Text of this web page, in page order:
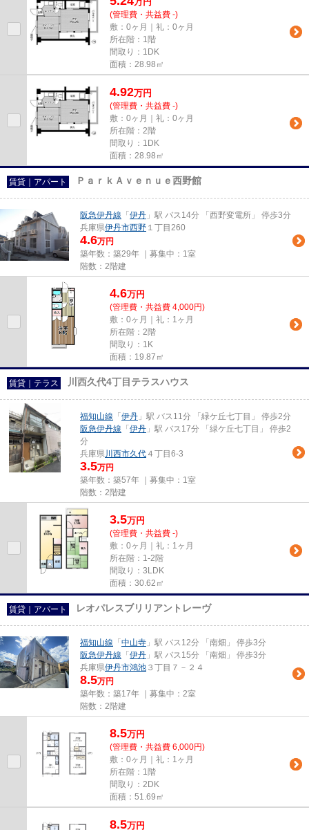
(管理費・共益費 -)
敷：0ヶ月｜礼：0ヶ月
所在階：1階
間取り：1DK
面積：28.98㎡
4.92万円
(管理費・共益費 -)
敷：0ヶ月｜礼：0ヶ月
所在階：2階
間取り：1DK
面積：28.98㎡
賃貸｜アパート ＰａｒｋＡｖｅｎｕｅ西野館
阪急伊丹線 「 伊丹 」駅 バス14分 「西野変電所」 停歩3分
兵庫県伊丹市西野 １丁目260
4.6万円
築年数：築29年 ｜募集中： 1室
階数：2階建
4.6万円
(管理費・共益費 4,000円)
敷：0ヶ月｜礼：1ヶ月
所在階：2階
間取り：1K
面積：19.87㎡
賃貸｜テラス 川西久代4丁目テラスハウス
福知山線 「 伊丹 」駅 バス11分 「緑ケ丘七丁目」 停歩2分
阪急伊丹線 「 伊丹 」駅 バス17分 「緑ケ丘七丁目」 停歩2
分
兵庫県川西市久代 ４丁目6-3
3.5万円
築年数：築57年 ｜募集中： 1室
階数：2階建
3.5万円
(管理費・共益費 -)
敷：0ヶ月｜礼：1ヶ月
所在階：1-2階
間取り：3LDK
面積：30.62㎡
賃貸｜アパート レオパレスブリリアントレーヴ
福知山線 「 中山寺 」駅 バス12分 「南畑」 停歩3分
阪急伊丹線 「 伊丹 」駅 バス15分 「南畑」 停歩3分
兵庫県伊丹市鴻池 ３丁目７－２４
8.5万円
築年数：築17年 ｜募集中： 2室
階数：2階建
8.5万円
(管理費・共益費 6,000円)
敷：0ヶ月｜礼：1ヶ月
所在階：1階
間取り：2DK
面積：51.69㎡
8.5万円